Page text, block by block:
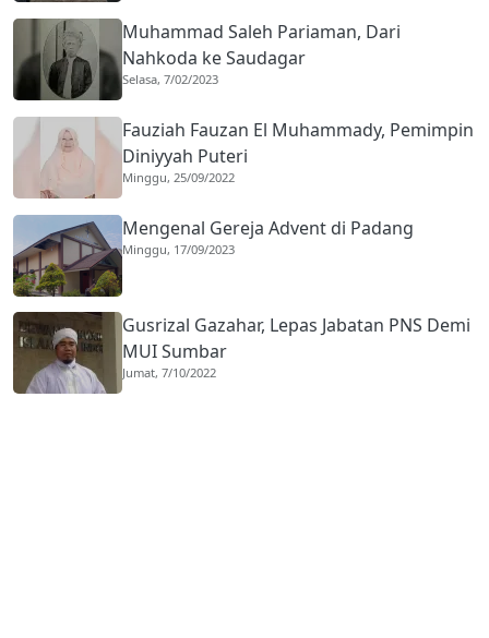
Muhammad Saleh Pariaman, Dari
Nahkoda ke Saudagar
Selasa, 7/02/2023
Fauziah Fauzan El Muhammady, Pemimpin
Diniyyah Puteri
Minggu, 25/09/2022
Mengenal Gereja Advent di Padang
Minggu, 17/09/2023
Gusrizal Gazahar, Lepas Jabatan PNS Demi
MUI Sumbar
Jumat, 7/10/2022